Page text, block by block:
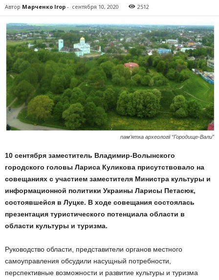
Автор Марченко Ігор - сентября 10, 2020 2512
пам’ятка археології “Городище-Вали”
10 сентября заместитель Владимир-Волынского
городского головы Лариса Куликова присутствовало на
совещаниях с участием заместителя Министра культуры и
информационной политики Украины Ларисы Петасюк,
состоявшейся в Луцке. В ходе совещания состоялась
презентация туристического потенциала области в
области культуры и туризма.
Руководство области, представители органов местного
самоуправления обсудили насущный потребности,
перспективные возможности и развитие культуры и туризма